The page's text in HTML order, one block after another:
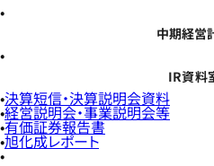
中期経営
IR資料
決算短信・決算説明会資料
経営説明会・事業説明会等
有価証券報告書
旭化成レポート